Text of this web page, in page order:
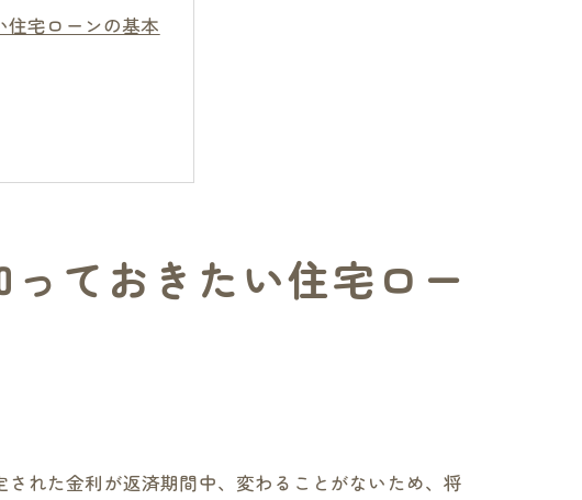
宅ローンの基本
の選び方
ておきたい住宅ロー
れた金利が返済期間中、変わることがないため、将